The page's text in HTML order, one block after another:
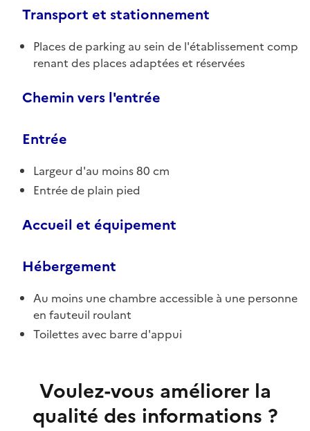
Transport et stationnement
Places de parking au sein de l'établissement comp
renant des places adaptées et réservées
Chemin vers l'entrée
Entrée
Largeur d'au moins 80 cm
Entrée de plain pied
Accueil et équipement
Hébergement
Au moins une chambre accessible à une personne
en fauteuil roulant
Toilettes avec barre d'appui
Voulez-vous améliorer la
qualité des informations ?